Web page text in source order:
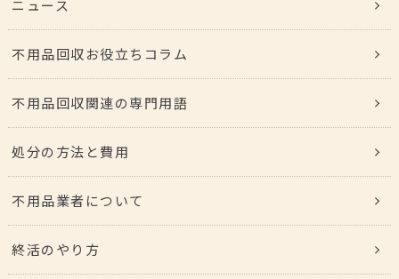
ニュース
不用品回収お役立ちコラム
不用品回収関連の専門用語
処分の方法と費用
不用品業者について
終活のやり方